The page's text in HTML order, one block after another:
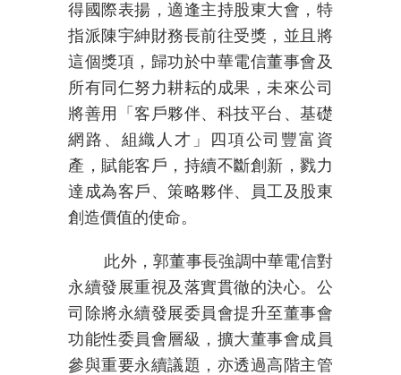
得國際表揚，適逢主持股東大會，特
指派陳宇紳財務長前往受獎，並且將
這個獎項，歸功於中華電信董事會及
所有同仁努力耕耘的成果，未來公司
將善用「客戶夥伴、科技平台、基礎
網路、組織人才」四項公司豐富資
產，賦能客戶，持續不斷創新，戮力
達成為客戶、策略夥伴、員工及股東
創造價值的使命。
此外，郭董事長強調中華電信對
永續發展重視及落實貫徹的決心。公
司除將永續發展委員會提升至董事會
功能性委員會層級，擴大董事會成員
參與重要永續議題，亦透過高階主管